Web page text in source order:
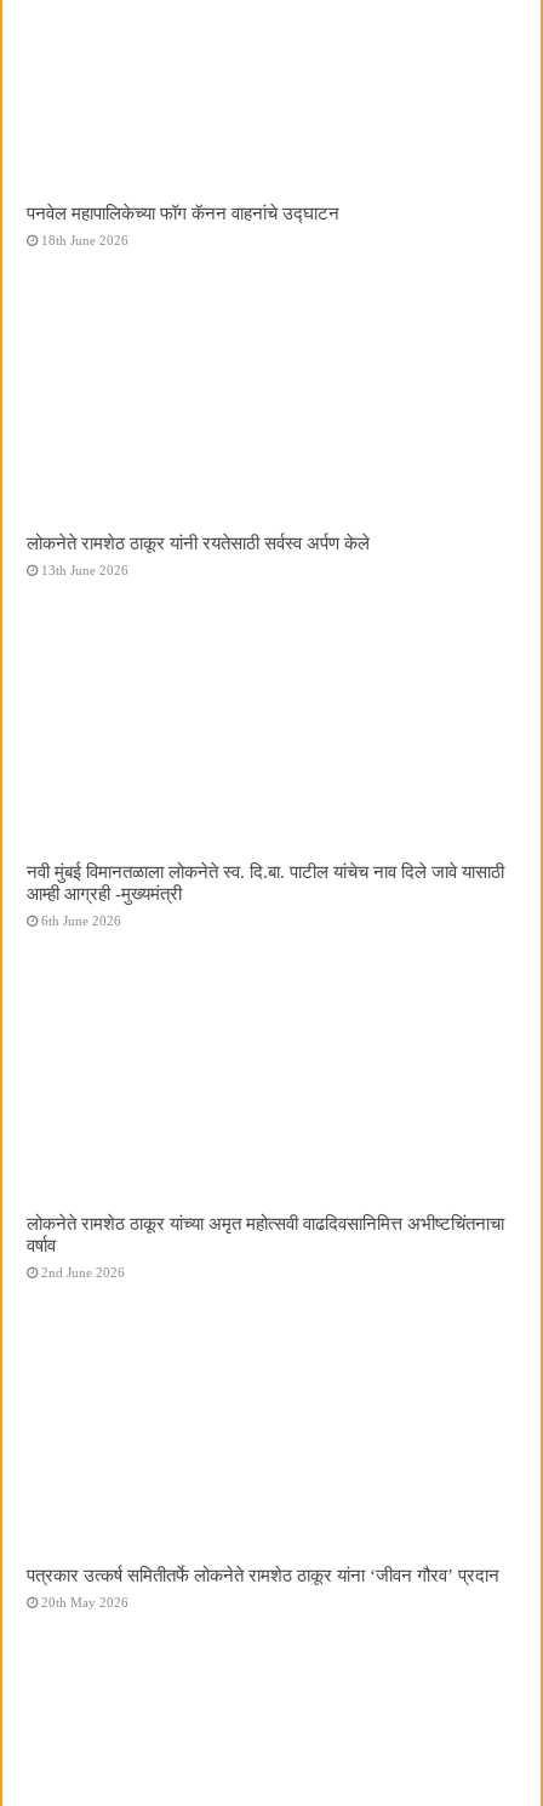
पनवेल महापालिकेच्या फॉग कॅनन वाहनांचे उद्घाटन
18th June 2026
लोकनेते रामशेठ ठाकूर यांनी रयतेसाठी सर्वस्व अर्पण केले
13th June 2026
नवी मुंबई विमानतळाला लोकनेते स्व. दि.बा. पाटील यांचेच नाव दिले जावे यासाठी
आम्ही आग्रही -मुख्यमंत्री
6th June 2026
लोकनेते रामशेठ ठाकूर यांच्या अमृत महोत्सवी वाढदिवसानिमित्त अभीष्टचिंतनाचा
वर्षाव
2nd June 2026
पत्रकार उत्कर्ष समितीतर्फे लोकनेते रामशेठ ठाकूर यांना ‌‘जीवन गौरव‌’ प्रदान
20th May 2026